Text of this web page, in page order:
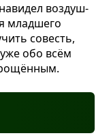
воз­душ­
млад­шего
совесть,
обо всём